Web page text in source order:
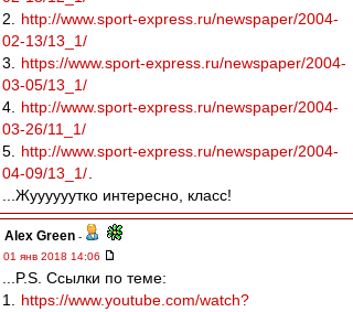
2.
http://www.sport-express.ru/newspaper/2004-
02-13/13_1/
3.
https://www.sport-express.ru/newspaper/2004-
03-05/13_1/
4.
http://www.sport-express.ru/newspaper/2004-
03-26/11_1/
5.
http://www.sport-express.ru/newspaper/2004-
04-09/13_1/
...Жуууууутко интересно, класс!
Alex Green -
01 янв 2018 14:06
...P.S. Ссылки по теме:
1.
https://www.youtube.com/watch?